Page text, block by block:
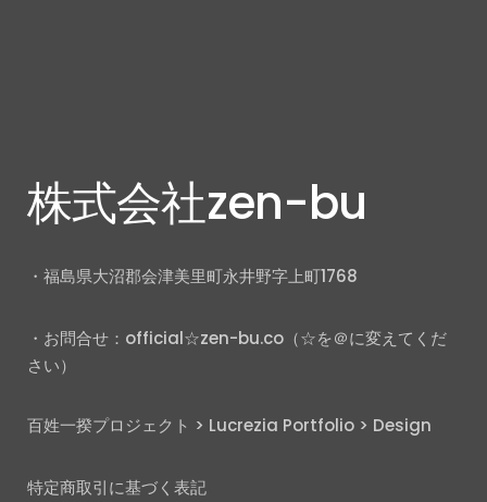
株式会社zen-bu
・福島県大沼郡会津美里町永井野字上町1768
・お問合せ：official☆zen-bu.co（☆を＠に変えてくだ
さい）
百姓一揆プロジェクト > Lucrezia Portfolio > Design
特定商取引に基づく表記